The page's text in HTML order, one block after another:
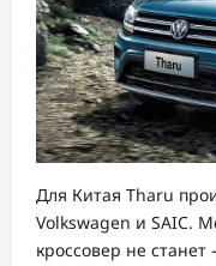
Для Китая Tharu
Volkswagen и SAIC.
кроссовер не